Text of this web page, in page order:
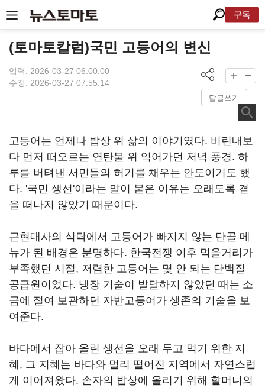
구독
(토마토칼럼)국민 고등어의 변신
입력: 2026-03-27 06:00:00
수정: 2026-03-27 07:55:14
답글쓰기
고등어는 언제나 밥상 위 삶의 이야기였다. 비린내보
다 먼저 떠오르는 연탄불 위 익어가던 저녁 풍경. 하
루를 버텨낸 서민들의 허기를 채우는 안도이기도 했
다. '국민 생선'이라는 말이 붙은 이유는 오래도록 곁
을 떠나지 않았기 때문이다.
근현대사의 식탁에서 고등어가 빠지지 않는 단골 메
뉴가 된 배경은 분명하다. 한국전쟁 이후 먹을거리가
부족했던 시절, 저렴한 고등어는 몇 안 되는 단백질
공급원이었다. 냉장 기술이 발달하지 않았던 때는 소
금에 절여 보관하던 자반고등어가 생존의 기술을 보
여준다.
바다에서 잡아 올린 생선을 오래 두고 먹기 위한 지
혜, 그 지혜는 바다와 멀리 떨어진 지역에서 자연스럽
게 이어져왔다. 손자의 밥상에 올리기 위해 할머니의